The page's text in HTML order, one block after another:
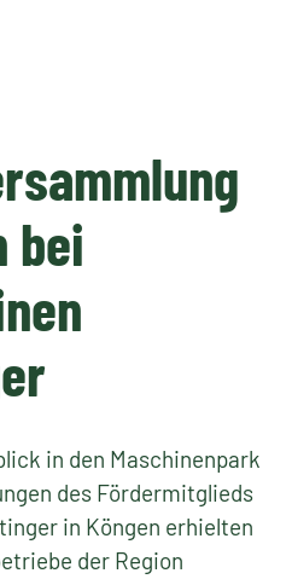
bei
in den Maschinenpark
des Fördermitglieds
in Köngen erhielten
der Region